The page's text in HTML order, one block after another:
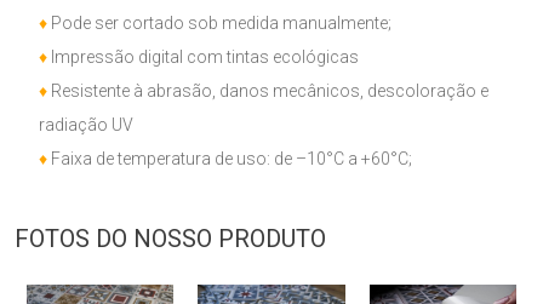
♦ Pode ser cortado sob medida manualmente;
♦ Impressão digital com tintas ecológicas
♦ Resistente à abrasão, danos mecânicos, descoloração e
radiação UV
♦ Faixa de temperatura de uso: de –10°C a +60°C;
FOTOS DO NOSSO PRODUTO